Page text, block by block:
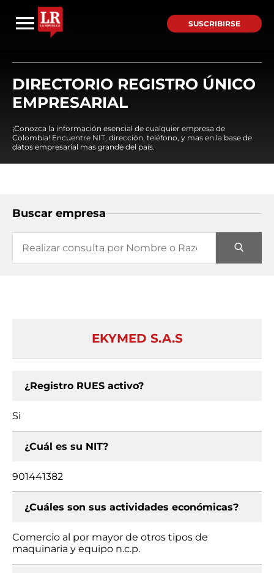
SUSCRIBIRSE
DIRECTORIO REGISTRO ÚNICO
EMPRESARIAL
¡Conozca la información esencial de cualquier empresa de
Colombia! Encuentre NIT, dirección, teléfono, y mas en la base de
datos empresarial mas grande del país.
Buscar empresa
EKYMED S.A.S
¿Registro RUES activo?
Si
¿Cuál es su NIT?
901441382
¿Cuáles son sus actividades económicas?
Comercio al por mayor de otros tipos de
maquinaria y equipo n.c.p.